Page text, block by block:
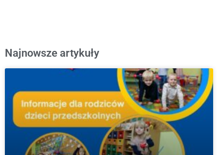
Najnowsze artykuły